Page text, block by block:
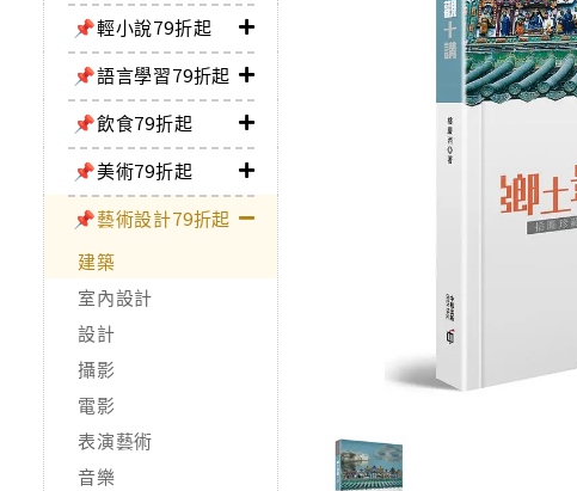
📌輕小說79折起
📌語言學習79折起
📌飲食79折起
📌美術79折起
📌藝術設計79折起
建築
室內設計
設計
攝影
電影
表演藝術
音樂